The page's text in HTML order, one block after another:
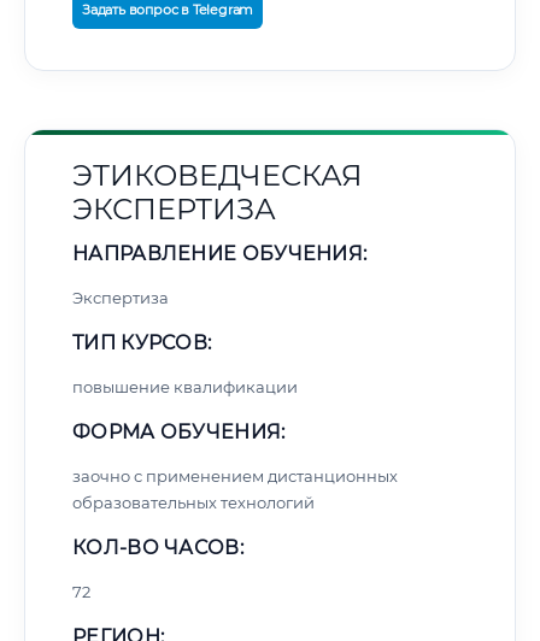
Задать вопрос в Telegram
ЭТИКОВЕДЧЕСКАЯ
ЭКСПЕРТИЗА
НАПРАВЛЕНИЕ ОБУЧЕНИЯ:
Экспертиза
ТИП КУРСОВ:
повышение квалификации
ФОРМА ОБУЧЕНИЯ:
заочно с применением дистанционных
образовательных технологий
КОЛ-ВО ЧАСОВ:
72